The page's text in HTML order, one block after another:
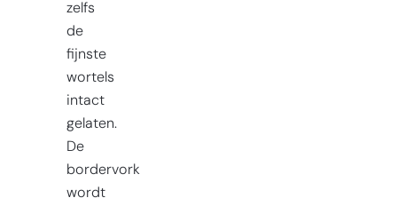
zelfs
de
fijnste
wortels
intact
gelaten.
De
bordervork
wordt